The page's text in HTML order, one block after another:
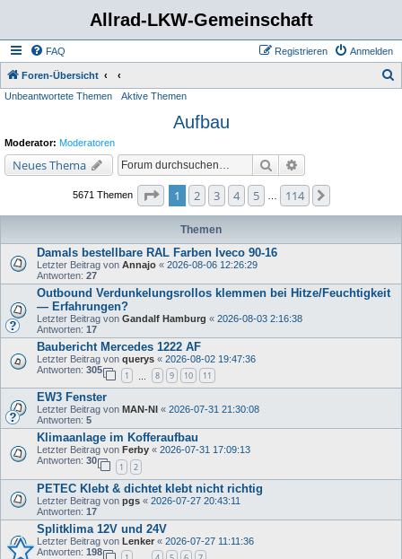
Allrad-LKW-Gemeinschaft
FAQ Anmelden
Registrieren
Foren-Übersicht
Unbeantwortete Themen Aktive Themen
Aufbau
Moderator: Moderatoren
Neues Thema Suche
5671 Themen Seite von 114
1 2 3 4 5 114
Themen
Damals bestellbare RAL Farben Iveco 90-16
Letzter Beitrag von Annajo « 2026-08-06 12:26:29
Antworten: 27
Outbound Verdunkelungsrollos klemmen bei Hitze/Feuchtigkeit
— Erfahrungen?
Letzter Beitrag von Gandalf Hamburg « 2026-08-03 2:16:38
Antworten: 17
Baubericht Mercedes 1222 AF
Letzter Beitrag von querys « 2026-08-02 19:47:36
Antworten: 305
1 8 9 10 11
EW3 Fenster
Letzter Beitrag von MAN-NI « 2026-07-31 21:30:08
Antworten: 5
Klimaanlage im Kofferaufbau
Letzter Beitrag von Ferby « 2026-07-31 17:09:13
Antworten: 30
1 2
PETEC Klebt & dichtet klebt nicht richtig
Letzter Beitrag von pgs « 2026-07-27 20:43:11
Antworten: 17
Splitklima 12V und 24V
Letzter Beitrag von Lenker « 2026-07-27 11:11:36
Antworten: 198